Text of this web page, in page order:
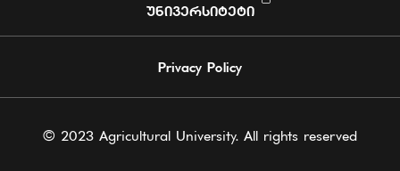
ᲣᲜᲘᲕᲔᲠᲡᲘᲢᲔᲢᲘ
Privacy Policy
© 2023 Agricultural University. All rights reserved